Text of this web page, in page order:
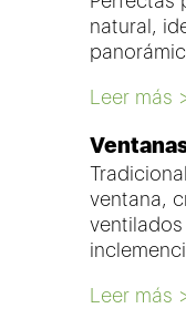
natural,
Leer más
ventana,
Leer más